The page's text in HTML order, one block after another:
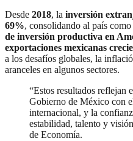
Desde 2018, la inversión
69%, consolidando al país como
de inversión productiva en
exportaciones mexicanas
a los desafíos globales, la
aranceles en algunos sectores.
“Estos resultados reflejan
Gobierno de México con
internacional, y la
estabilidad, talento y
de Economía.